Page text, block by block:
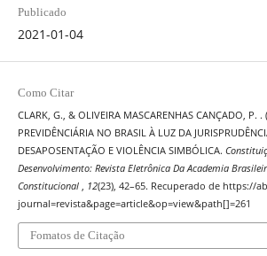
Publicado
2021-01-04
Como Citar
CLARK, G., & OLIVEIRA MASCARENHAS CANÇADO, P. .
PREVIDÊNCIÁRIA NO BRASIL À LUZ DA
DESAPOSENTAÇÃO E VIOLÊNCIA SIMBÓLICA.
Desenvolvimento: Revista Eletrônica Da Academia
Constitucional , 12(23), 42–65. Recuperado de https://
journal=revista&page=article&op=view&path[]=261
Fomatos de Citação